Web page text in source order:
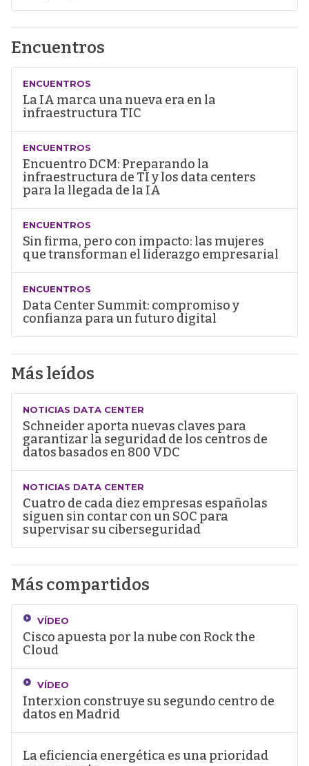
Encuentros
ENCUENTROS
La IA marca una nueva era en la
infraestructura TIC
ENCUENTROS
Encuentro DCM: Preparando la
infraestructura de TI y los data centers
para la llegada de la IA
ENCUENTROS
Sin firma, pero con impacto: las mujeres
que transforman el liderazgo empresarial
ENCUENTROS
Data Center Summit: compromiso y
confianza para un futuro digital
Más leídos
NOTICIAS DATA CENTER
Schneider aporta nuevas claves para
garantizar la seguridad de los centros de
datos basados en 800 VDC
NOTICIAS DATA CENTER
Cuatro de cada diez empresas españolas
siguen sin contar con un SOC para
supervisar su ciberseguridad
Más compartidos
VÍDEO
Cisco apuesta por la nube con Rock the
Cloud
VÍDEO
Interxion construye su segundo centro de
datos en Madrid
La eficiencia energética es una prioridad